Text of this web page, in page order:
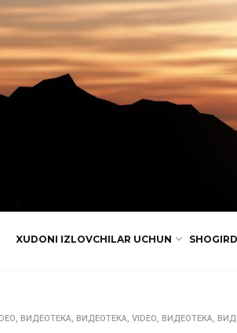
XUDONI IZLOVCHILAR UCHUN
, ВИДЕОТЕКА, ВИДЕОТЕКА, VIDEO, ВИДЕОТЕКА,